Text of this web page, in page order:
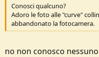
Conosci qualcuno?
Adoro le foto alle "curve"
abbandonato la fotocamera.
no non conosco nessuno